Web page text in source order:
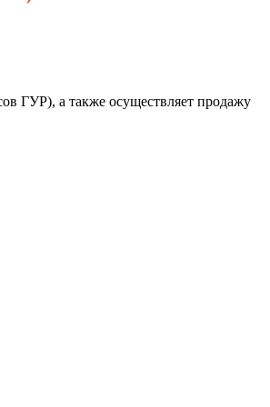
ГУР), а также осуществляет продажу